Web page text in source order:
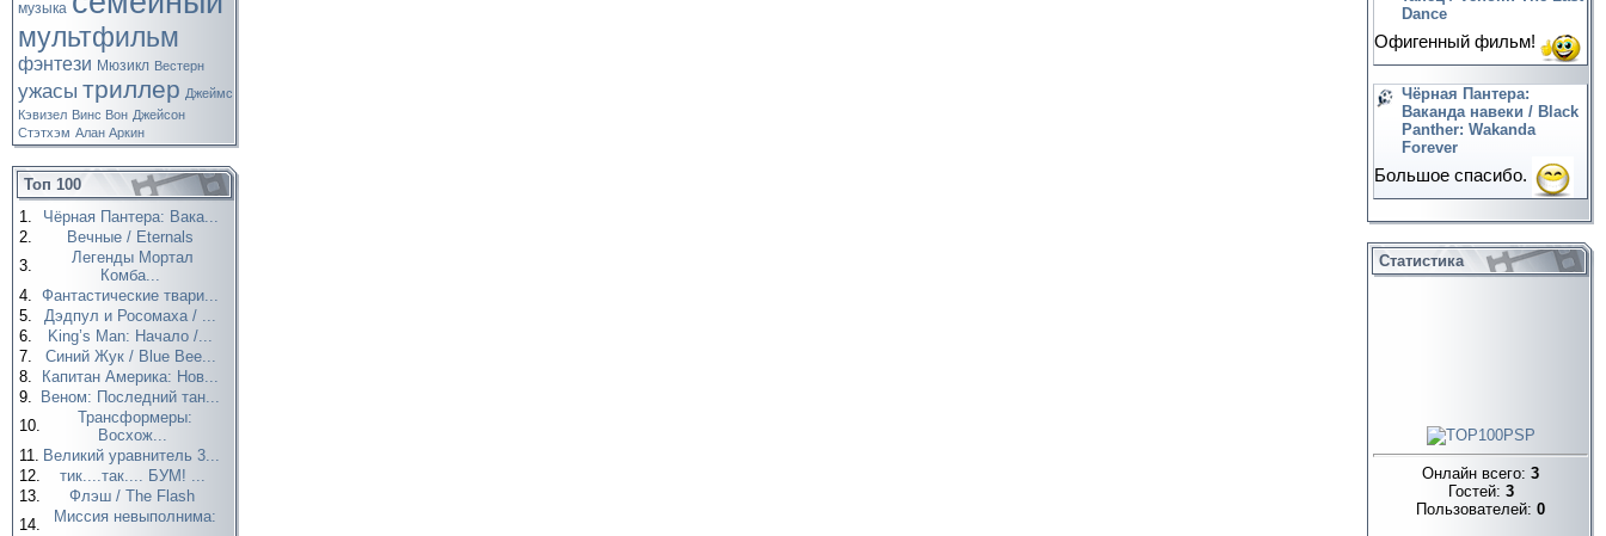
музыка
мультфильм
фэнтези Мюзикл Вестерн
ужасы триллер Джеймс
Кэвизел Винс Вон Джейсон
Стэтхэм Алан Аркин
Топ 100
1.
Чёрная Пантера: Вака...
2.
Вечные / Eternals
3.
Легенды Мортал
Комба...
4. Фантастические твари...
5.
Дэдпул и Росомаха / ...
6.
King’s Man: Начало /...
7.
Синий Жук / Blue Bee...
8.
Капитан Америка: Нов...
9.
Веном: Последний тан...
10.
Трансформеры:
Восхож...
11. Великий уравнитель 3...
12.
тик....так.... БУМ! ...
13.
Флэш / The Flash
14.
Миссия невыполнима:
Dance
Офигенный фильм!
Чёрная Пантера:
Ваканда навеки / Black
Panther: Wakanda
Forever
Большое спасибо.
Статистика
Онлайн всего: 3
Гостей: 3
Пользователей: 0